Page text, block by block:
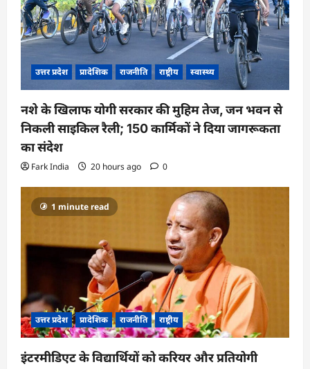
n
उत्तर प्रदेश प्रादेशिक राजनीति राष्ट्रीय स्वास्थ्य
नशे के खिलाफ योगी सरकार की मुहिम तेज, जन भवन से
निकली साइकिल रैली; 150 कार्मिकों ने दिया जागरूकता
का संदेश
Fark India 20 hours ago 0
1 minute read
उत्तर प्रदेश प्रादेशिक राजनीति राष्ट्रीय
इंटरमीडिएट के विद्यार्थियों को करियर और प्रतियोगी